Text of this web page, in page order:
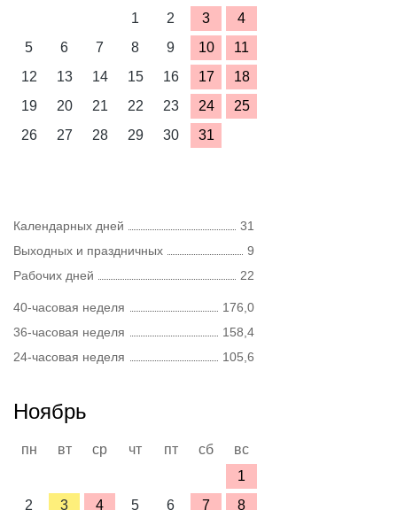
1
2 3
4
5
6 7 8 9 10
11
12
13 14 15 16 17
18
19
20 21 22 23 24
25
26
27 28 29 30 31
Календарных дней
31
Выходных и праздничных
9
Рабочих дней
22
40-часовая неделя
176,0
36-часовая неделя
158,4
24-часовая неделя
105,6
Ноябрь
пн вт ср чт пт сб
вс
1
2
3 4 5 6 7 8